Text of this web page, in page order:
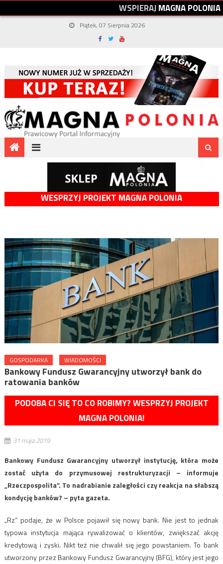
WSPIERAJMAGNAPOLONIA
Piątek, 07 Sierpnia 2026
WESPRZYJ PROJEKT MAGNA POLONIA
GOSPODARKA WIADOMOŚCI
Bankowy Fundusz Gwarancyjny utworzył bank do
ratowania banków
PODOBA CI SIĘ TO CO ROBIMY? WESPRZYJ PROJEKT
MAGNA POLONIA!
31 maja 2019
Bankowy Fundusz Gwarancyjny utworzył instytucję, która może
zostać użyta do przymusowej restrukturyzacji – informuje
„Rzeczpospolita”. To nadrabianie zaległości czy reakcja na słabszą
kondycję banków? – pyta gazeta.
„Rz” podaje, że w Polsce pojawił się nowy bank. Nie jest to jednak
typowa instytucja mająca rywalizować o klientów, zwiększać akcję
kredytową i zyski. Nikt też nie chwalił się jego powstaniem. To bank
utworzony przez Bankowy Fundusz Gwarancyjny (BFG), który jest jego